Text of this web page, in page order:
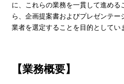
に、これらの業務を一貫して進める
ら、企画提案書およびプレゼンテ
業者を選定することを目的としてい
【業務概要】